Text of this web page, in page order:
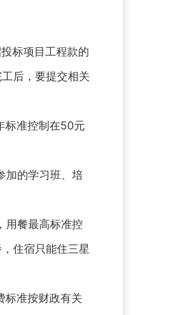
标项目工程款的
后，要提交相关
标准控制在50元
加的学习班、培
用餐最高标准控
住宿只能住三星
标准按财政有关